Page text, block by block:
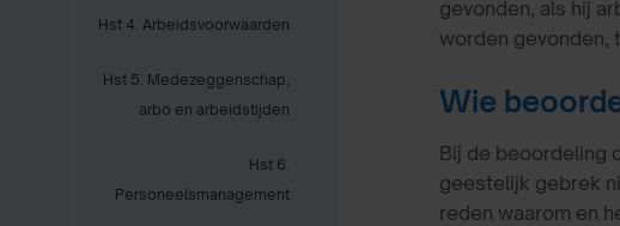
Hst 4. Arbeidsvoorwaarden
Hst 5. Medezeggenschap,
arbo en arbeidstijden
Hst 6.
Personeelsmanagement
gevonden, als hij
worden
Wie
Bij de beoordeling
geestelijk gebrek
reden waarom en